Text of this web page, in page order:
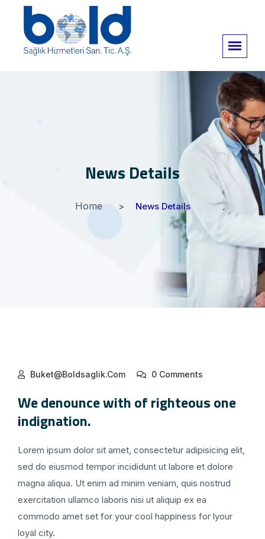
News Details
Home News Details
Buket@boldsaglik.com 0 Comments
We denounce with of righteous one
indignation.
Lorem ipsum dolor sit amet, consectetur adipisicing elit,
sed do eiusmod tempor incididunt ut labore et dolore
magna aliqua. Ut enim ad minim veniam, quis nostrud
exercitation ullamco laboris nisi ut aliquip ex ea
commodo amet set for your cool happiness for lyour
loyal city.